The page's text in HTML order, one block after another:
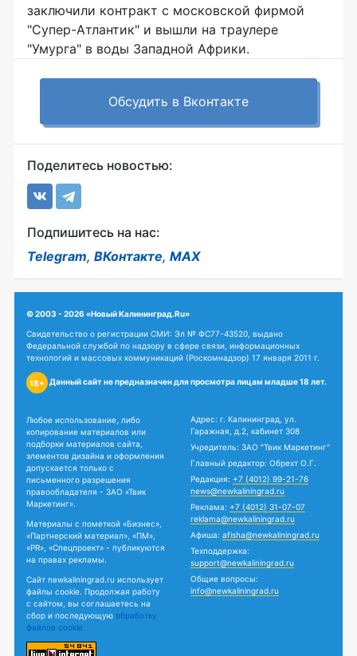
заключили контракт с московской фирмой
"Супер-Атлантик" и вышли на траулере
"Умурга" в воды Западной Африки.
Обсудить в Вконтакте
Поделитесь новостью:
Подпишитесь на нас:
Telegram, ВКонтакте, MAX
© 2003 - 2026 «Новый Калининград.Ru»
Свидетельство о регистрации СМИ: Эл № ФС77-43520, выдано
Федеральной службой по надзору в сфере связи, информационных
технологий и массовых коммуникаций (Роскомнадзор) 17 января 2011 г.
18+ Данный сайт не предназначен для просмотра лицам младше 18 лет.
Любое использование, либо
копирование материалов или
подборки материалов сайта,
элементов дизайна и оформления
допускается только с
письменного разрешения
правообладателя - ЗАО «Твик
Маркетинг».
Материалы с пометкой «Бизнес»,
«Партнерский материал», «ПМ»,
«PR», «Спецпроект» - публикуются
на правах рекламы.
Сайт newkaliningrad.ru использует
файлы cookie. Продолжая работу
с сайтом, вы соглашаетесь на
сбор и последующую обработку
файлов cookie.
Адрес: г. Калининград, ул.
Гаражная, д.2, кабинет 308
Учредитель: ЗАО "Твик Маркетинг"
Главный редактор: Обрехт О.Г.
Редакция: +7 (4012) 99-21-76
news@newkaliningrad.ru
Реклама: +7 (4012) 31-07-07
reklama@newkaliningrad.ru
Афиша: afisha@newkaliningrad.ru
Техподдержка:
support@newkaliningrad.ru
Общие вопросы:
info@newkaliningrad.ru